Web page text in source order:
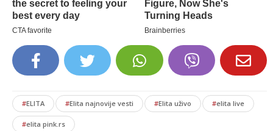
#ELITA #Elita najnovije vesti #Elita uživo #elita live
#elita pink.rs